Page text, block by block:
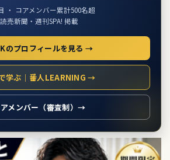
・ コアメンバー累計500名超
読売新聞・週刊SPA! 掲載
のプロフィールを見る →
学ぶ｜番人LEARNING →
メンバー（審査制）→